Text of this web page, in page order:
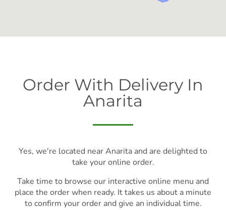
Order With Delivery In
Anarita
Yes, we're located near Anarita and are delighted to
take your online order.
Take time to browse our interactive online menu and
place the order when ready. It takes us about a minute
to confirm your order and give an individual time.